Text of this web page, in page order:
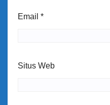
Email *
Situs Web